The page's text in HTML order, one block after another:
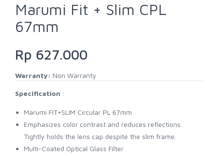
Marumi Fit + Slim CPL
67mm
Rp 627.000
Warranty: Non Warranty
Specification :
Marumi FIT+SLIM Circular PL 67mm
Emphasizes color contrast and reduces reflections.
Tightly holds the lens cap despite the slim frame.
Multi-Coated Optical Glass Filter